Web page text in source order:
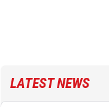
LATEST NEWS